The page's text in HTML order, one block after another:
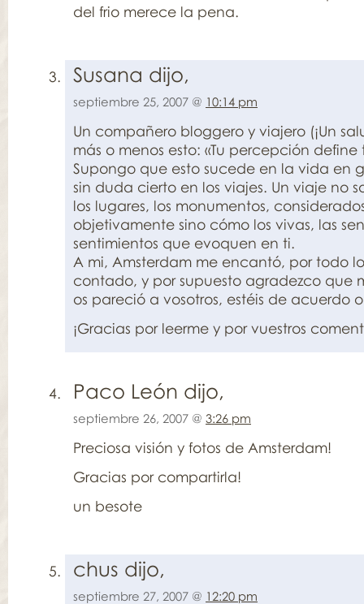
del frio merece la pena.
Susana dijo,
septiembre 25, 2007 @ 10:14 pm
Un compañero bloggero y viajero (¡Un
más o menos esto: «Tu percepción
Supongo que esto sucede en la vida en
sin duda cierto en los viajes. Un viaje no
los lugares, los monumentos,
objetivamente sino cómo los vivas, las
sentimientos que evoquen en ti.
A mi, Amsterdam me encantó, por todo
contado, y por supuesto agradezco que
os pareció a vosotros, estéis de acuerdo
¡Gracias por leerme y por vuestros
Paco León dijo,
septiembre 26, 2007 @ 3:26 pm
Preciosa visión y fotos de Amsterdam!
Gracias por compartirla!
un besote
chus dijo,
septiembre 27, 2007 @ 12:20 pm